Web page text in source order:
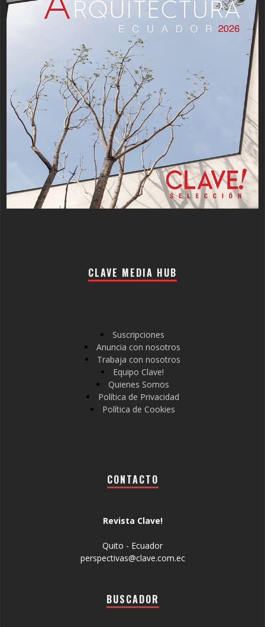
CLAVE MEDIA HUB
Suscripciones
Anuncia con nosotros
Trabaja con nosotros
Equipo Clave!
Quienes Somos
Política de Privacidad
Política de Cookies
CONTACTO
Revista Clave!
Quito - Ecuador
perspectivas@clave.com.ec
BUSCADOR